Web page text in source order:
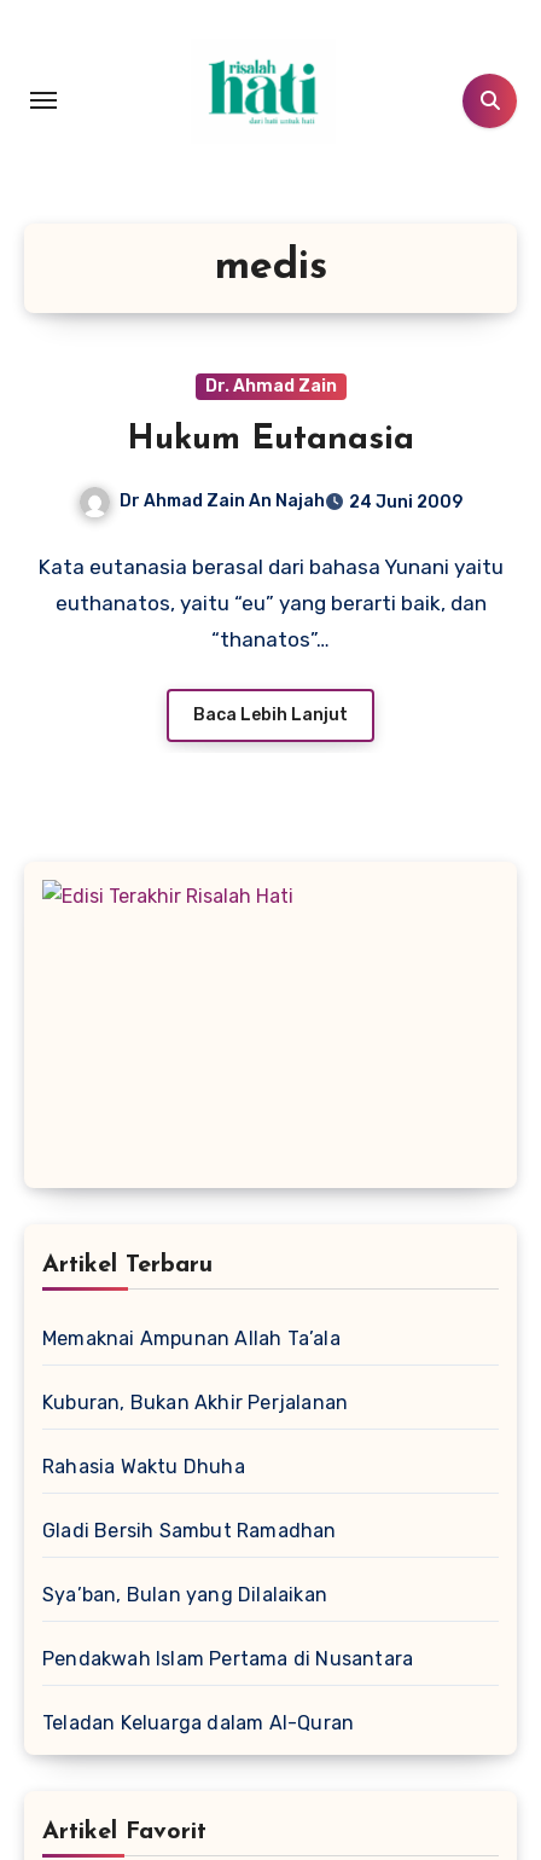
medis
Dr. Ahmad Zain
Hukum Eutanasia
Dr Ahmad Zain An Najah 24 Juni 2009
Kata eutanasia berasal dari bahasa Yunani yaitu
euthanatos, yaitu “eu” yang berarti baik, dan
“thanatos”…
Baca Lebih Lanjut
Artikel Terbaru
Memaknai Ampunan Allah Ta’ala
Kuburan, Bukan Akhir Perjalanan
Rahasia Waktu Dhuha
Gladi Bersih Sambut Ramadhan
Sya’ban, Bulan yang Dilalaikan
Pendakwah Islam Pertama di Nusantara
Teladan Keluarga dalam Al-Quran
Artikel Favorit